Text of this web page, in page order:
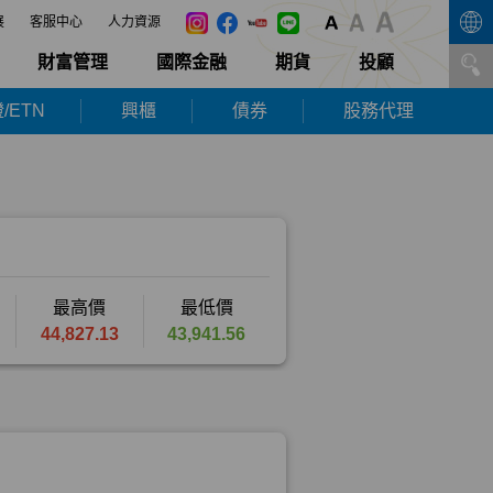
客服中心 人力資源
財富管理 國際金融 期貨 投顧
ETN 興櫃 債券 股務代理